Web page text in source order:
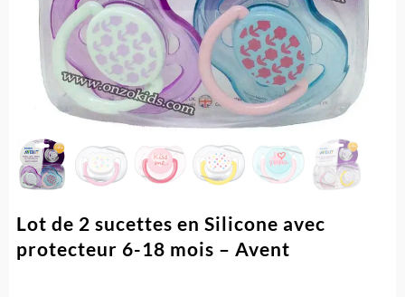
Lot de 2 sucettes en Silicone avec
protecteur 6-18 mois – Avent